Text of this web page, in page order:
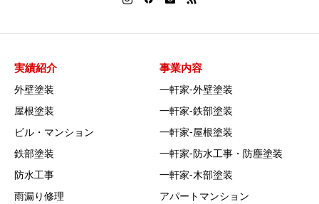
実績紹介
外壁塗装
屋根塗装
ビル・マンション
鉄部塗装
防水工事
雨漏り修理
事業内容
一軒家‐外壁塗装
一軒家‐鉄部塗装
一軒家‐屋根塗装
一軒家‐防水工事・防塵塗装
一軒家‐木部塗装
アパートマンション